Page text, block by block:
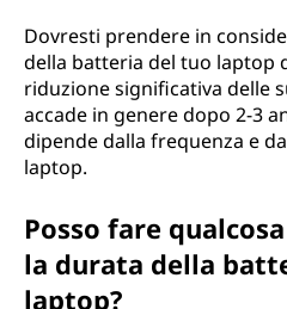
Dovresti prendere in
della batteria del tuo laptop
riduzione significativa delle
accade in genere dopo 2-3
dipende dalla frequenza e
laptop.
Posso fare
la durata della
laptop?